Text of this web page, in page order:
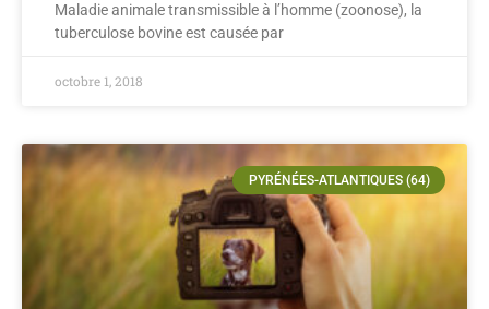
Maladie animale transmissible à l’homme (zoonose), la
tuberculose bovine est causée par
octobre 1, 2018
PYRÉNÉES-ATLANTIQUES (64)